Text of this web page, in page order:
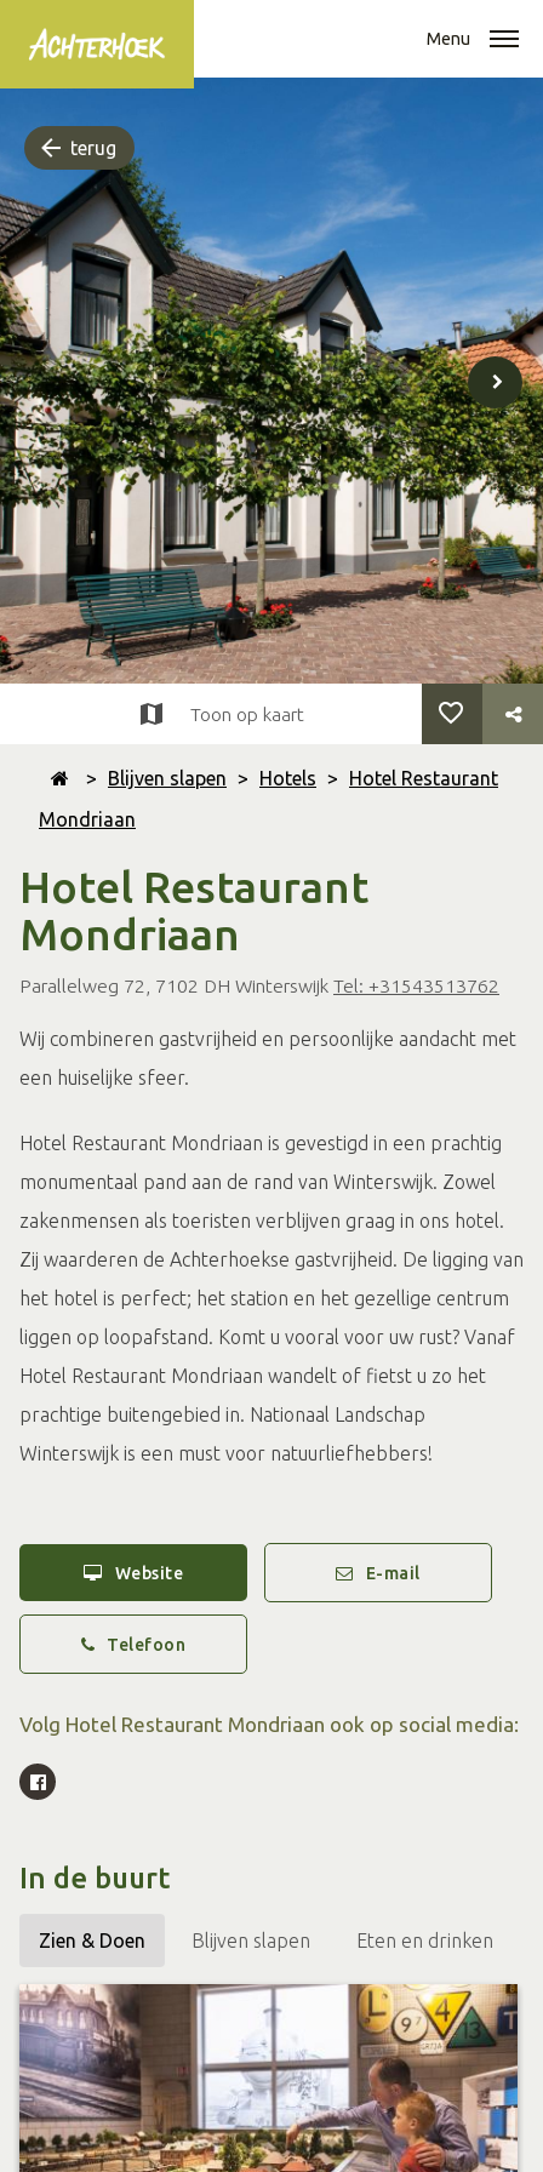
Menu
terug
> Blijven slapen > Hotels >
Hotel Restaurant
Mondriaan
Hotel Restaurant
Mondriaan
Parallelweg 72, 7102 DH Winterswijk Tel: +31543513762
Toon op kaart
Wij combineren gastvrijheid en persoonlijke aandacht met
een huiselijke sfeer.
Hotel Restaurant Mondriaan is gevestigd in een prachtig
monumentaal pand aan de rand van Winterswijk. Zowel
zakenmensen als toeristen verblijven graag in ons hotel.
Zij waarderen de Achterhoekse gastvrijheid. De ligging van
het hotel is perfect; het station en het gezellige centrum
liggen op loopafstand. Komt u vooral voor uw rust? Vanaf
Hotel Restaurant Mondriaan wandelt of fietst u zo het
prachtige buitengebied in. Nationaal Landschap
Winterswijk is een must voor natuurliefhebbers!
Website E-mail
Telefoon
Volg Hotel Restaurant Mondriaan ook op social media:
In de buurt
Zien & Doen Blijven slapen Eten en drinken